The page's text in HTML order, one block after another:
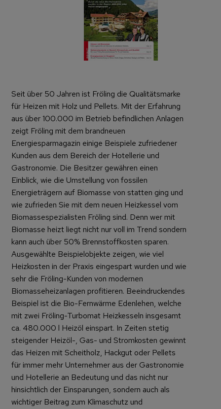
Seit über 50 Jahren ist Fröling die Qualitätsmarke
für Heizen mit Holz und Pellets. Mit der Erfahrung
aus über 100.000 im Betrieb befindlichen Anlagen
zeigt Fröling mit dem brandneuen
Energiesparmagazin einige Beispiele zufriedener
Kunden aus dem Bereich der Hotellerie und
Gastronomie. Die Besitzer gewähren einen
Einblick, wie die Umstellung von fossilen
Energieträgern auf Biomasse von statten ging und
wie zufrieden Sie mit dem neuen Heizkessel vom
Biomassespezialisten Fröling sind. Denn wer mit
Biomasse heizt liegt nicht nur voll im Trend sondern
kann auch über 50% Brennstoffkosten sparen.
Ausgewählte Beispielobjekte zeigen, wie viel
Heizkosten in der Praxis eingespart wurden und wie
sehr die Fröling-Kunden von modernen
Biomasseheizanlagen profitieren. Beeindruckendes
Beispiel ist die Bio-Fernwärme Edenlehen, welche
mit zwei Fröling-Turbomat Heizkesseln insgesamt
ca. 480.000 l Heizöl einspart. In Zeiten stetig
steigender Heizöl-, Gas- und Stromkosten gewinnt
das Heizen mit Scheitholz, Hackgut oder Pellets
für immer mehr Unternehmer aus der Gastronomie
und Hotellerie an Bedeutung und das nicht nur
hinsichtlich der Einsparungen, sondern auch als
wichtiger Beitrag zum Klimaschutz und